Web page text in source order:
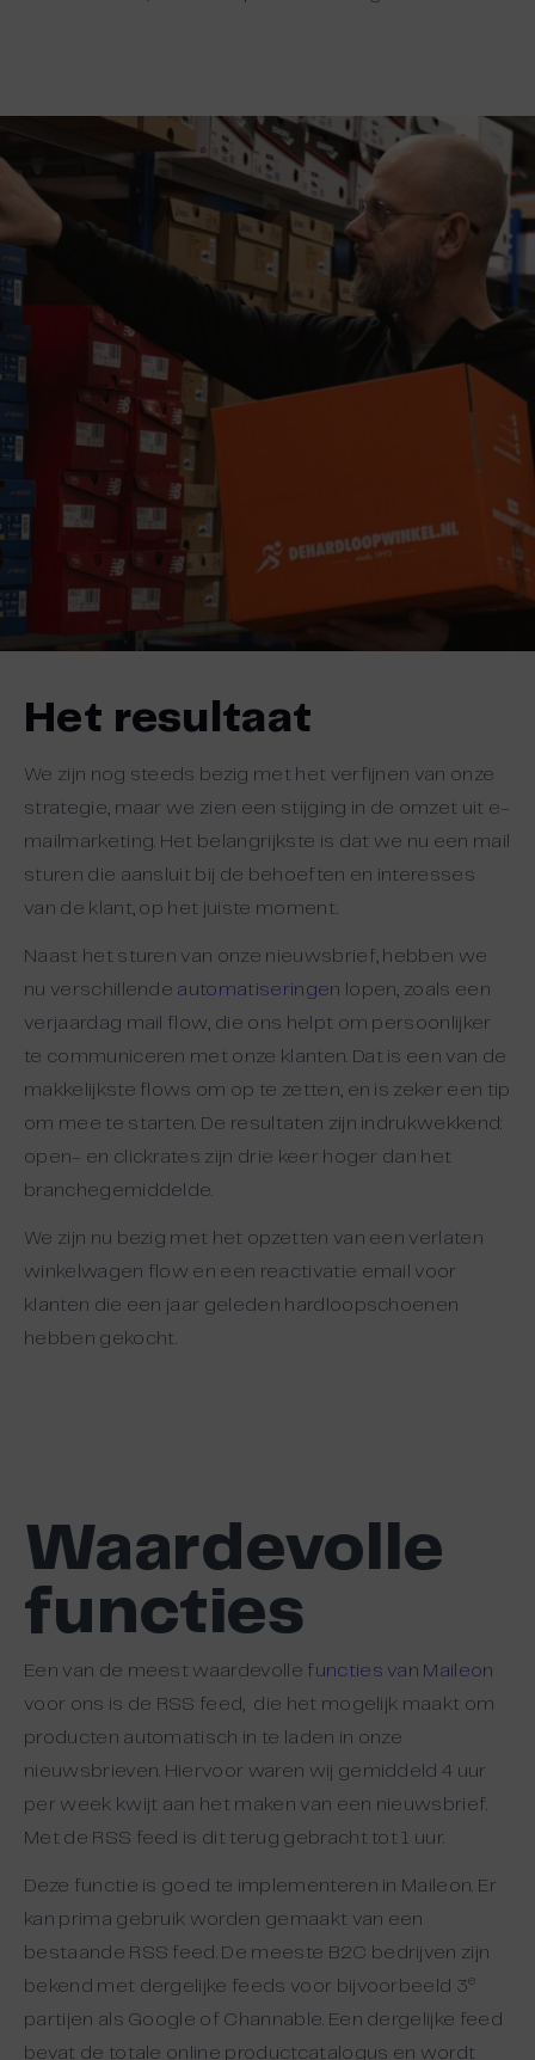
Het resultaat
We zijn nog steeds bezig met het verfijnen van onze
strategie, maar we zien een stijging in de omzet uit e-
mailmarketing. Het belangrijkste is dat we nu een mail
sturen die aansluit bij de behoeften en interesses
van de klant, op het juiste moment.
Naast het sturen van onze nieuwsbrief, hebben we
nu verschillende automatiseringen lopen, zoals een
verjaardag mail flow, die ons helpt om persoonlijker
te communiceren met onze klanten. Dat is een van de
makkelijkste flows om op te zetten, en is zeker een tip
om mee te starten. De resultaten zijn indrukwekkend:
open- en clickrates zijn drie keer hoger dan het
branchegemiddelde.
We zijn nu bezig met het opzetten van een verlaten
winkelwagen flow en een reactivatie email voor
klanten die een jaar geleden hardloopschoenen
hebben gekocht.
Waardevolle
functies
Een van de meest waardevolle functies van Maileon
voor ons is de RSS feed, die het mogelijk maakt om
producten automatisch in te laden in onze
nieuwsbrieven. Hiervoor waren wij gemiddeld 4 uur
per week kwijt aan het maken van een nieuwsbrief.
Met de RSS feed is dit terug gebracht tot 1 uur.
Deze functie is goed te implementeren in Maileon. Er
kan prima gebruik worden gemaakt van een
bestaande RSS feed. De meeste B2C bedrijven zijn
bekend met dergelijke feeds voor bijvoorbeeld 3e
partijen als Google of Channable. Een dergelijke feed
bevat de totale online productcatalogus en wordt